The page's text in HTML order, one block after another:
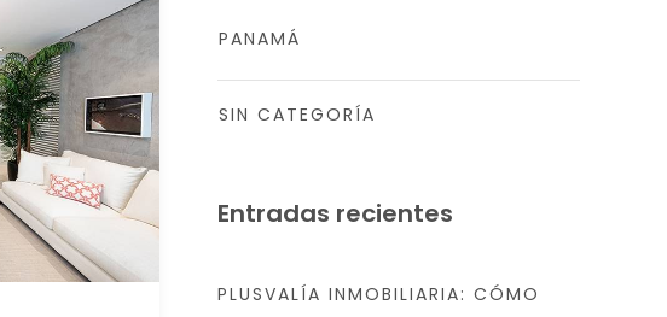
PANAMÁ
SIN CATEGORÍA
Entradas recientes
PLUSVALÍA INMOBILIARIA: CÓMO